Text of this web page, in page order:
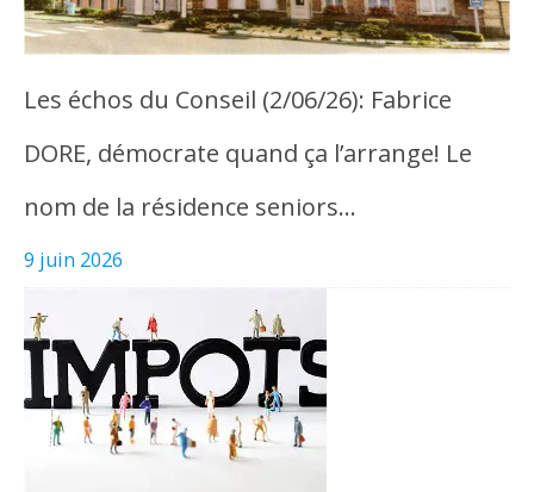
Les échos du Conseil (2/06/26): Fabrice
DORE, démocrate quand ça l’arrange! Le
nom de la résidence seniors…
9 juin 2026